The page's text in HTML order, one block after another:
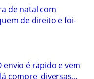
de natal com
de direito e foi-
envio é rápido e vem
comprei diversas...